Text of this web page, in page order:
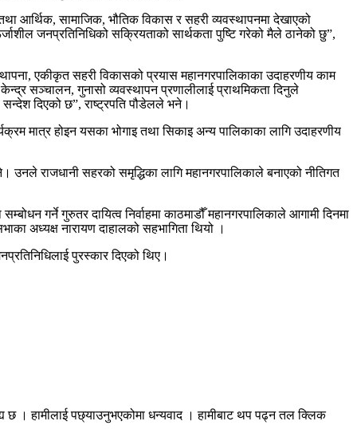
आर्थिक, सामाजिक, भौतिक विकास र सहरी व्यवस्थापनमा देखाएको
जनप्रतिनिधिको सक्रियताको सार्थकता पुष्टि गरेको मैले ठानेको छु”,
एकीकृत सहरी विकासको प्रयास महानगरपालिकाका उदाहरणीय काम
सञ्चालन, गुनासो व्यवस्थापन प्रणालीलाई प्राथमिकता दिनुले
सन्देश दिएको छ”, राष्ट्रपति पौडेलले भने।
मात्र होइन यसका भोगाइ तथा सिकाइ अन्य पालिकाका लागि उदाहरणीय
राजधानी सहरको समृद्धिका लागि महानगरपालिकाले बनाएको नीतिगत
गर्ने गुरुतर दायित्व निर्वाहमा काठमाडौँ महानगरपालिकाले आगामी दिनमा
अध्यक्ष नारायण दाहालको सहभागिता थियो ।
पुरस्कार दिएको थिए।
छ । हामीलाई पछ्याउनुभएकोमा धन्यवाद । हामीबाट थप पढ्न तल क्लिक